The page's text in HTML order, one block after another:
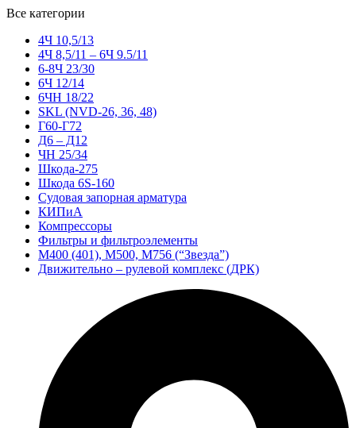
Все категории
4Ч 10,5/13
4Ч 8,5/11 – 6Ч 9.5/11
6-8Ч 23/30
6Ч 12/14
6ЧН 18/22
SKL (NVD-26, 36, 48)
Г60-Г72
Д6 – Д12
ЧН 25/34
Шкода-275
Шкода 6S-160
Судовая запорная арматура
КИПиА
Компрессоры
Фильтры и фильтроэлементы
М400 (401), М500, М756 (“Звезда”)
Движительно – рулевой комплекс (ДРК)